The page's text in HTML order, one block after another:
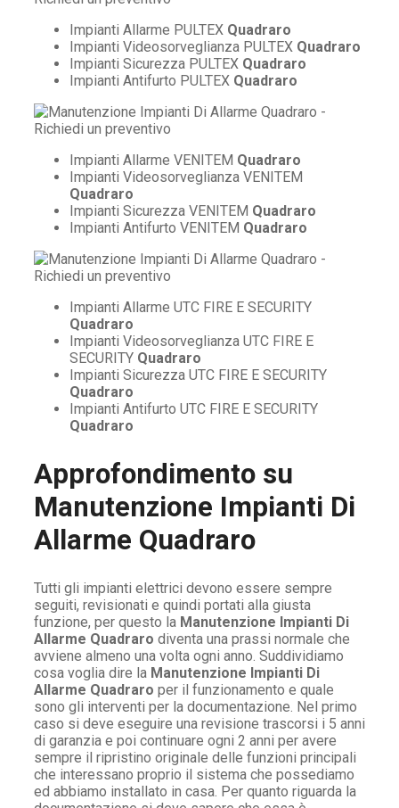
Impianti Allarme PULTEX Quadraro
Impianti Videosorveglianza PULTEX Quadraro
Impianti Sicurezza PULTEX Quadraro
Impianti Antifurto PULTEX Quadraro
Impianti Allarme VENITEM Quadraro
Impianti Videosorveglianza VENITEM
Quadraro
Impianti Sicurezza VENITEM Quadraro
Impianti Antifurto VENITEM Quadraro
Impianti Allarme UTC FIRE E SECURITY
Quadraro
Impianti Videosorveglianza UTC FIRE E
SECURITY Quadraro
Impianti Sicurezza UTC FIRE E SECURITY
Quadraro
Impianti Antifurto UTC FIRE E SECURITY
Quadraro
Approfondimento su
Manutenzione Impianti Di
Allarme Quadraro
Tutti gli impianti elettrici devono essere sempre
seguiti, revisionati e quindi portati alla giusta
funzione, per questo la Manutenzione Impianti Di
Allarme Quadraro diventa una prassi normale che
avviene almeno una volta ogni anno. Suddividiamo
cosa voglia dire la Manutenzione Impianti Di
Allarme Quadraro per il funzionamento e quale
sono gli interventi per la documentazione. Nel primo
caso si deve eseguire una revisione trascorsi i 5 anni
di garanzia e poi continuare ogni 2 anni per avere
sempre il ripristino originale delle funzioni principali
che interessano proprio il sistema che possediamo
ed abbiamo installato in casa. Per quanto riguarda la